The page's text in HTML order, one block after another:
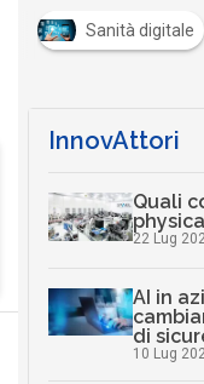
Sanità digitale
InnovAttori
Quali
22 Lug
AI in
di
10 Lug